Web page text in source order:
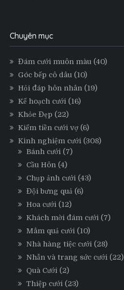
Chuyên mục
Đám cưới muôn màu (40)
Góc bếp cô dâu (10)
Hỏi đáp hôn nhân (19)
Kế hoạch cưới (16)
Khỏe Đẹp (22)
Kiếm tiền cưới vợ (6)
Kinh nghiệm cưới (308)
Bánh cưới (7)
Cầu Hôn (4)
Chụp ảnh cưới (43)
Đội bưng quả (6)
Hoa cưới (12)
Khách mời đám cưới (7)
Mâm quả cưới (10)
Nhà hàng tiệc cưới (28)
Nhẫn và trang sức cưới (22)
Quà Cưới (2)
Thiệp cưới (23)